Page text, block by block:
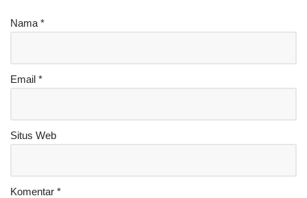
Nama *
Email *
Situs Web
Komentar *